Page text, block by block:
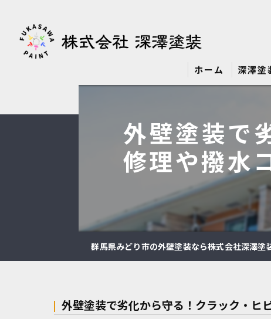
ホーム 深澤塗
外壁塗装で
修理や撥水
群馬県みどり市の外壁塗装なら株式会社深澤塗
外壁塗装で劣化から守る！クラック・ヒ